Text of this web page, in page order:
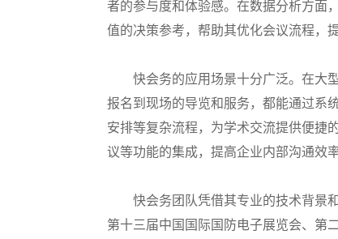
者的参与度和体验感。在数据分析方面
值的决策参考，帮助其优化会议流程，
快会务的应用场景十分广泛。在大
报名到现场的导览和服务，都能通过系
安排等复杂流程，为学术交流提供便捷
议等功能的集成，提高企业内部沟通效率
快会务团队凭借其专业的技术背景
第十三届中国国际国防电子展览会、第